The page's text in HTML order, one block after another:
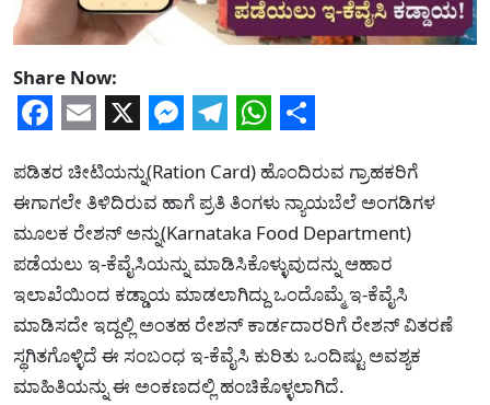
Share Now:
Facebook
Email
X Messenger
Telegram
WhatsApp
Share
ಪಡಿತರ ಚೀಟಿಯನ್ನು(Ration Card) ಹೊಂದಿರುವ ಗ್ರಾಹಕರಿಗೆ
ಈಗಾಗಲೇ ತಿಳಿದಿರುವ ಹಾಗೆ ಪ್ರತಿ ತಿಂಗಳು ನ್ಯಾಯಬೆಲೆ ಅಂಗಡಿಗಳ
ಮೂಲಕ ರೇಶನ್ ಅನ್ನು(Karnataka Food Department)
ಪಡೆಯಲು ಇ-ಕೆವೈಸಿಯನ್ನು ಮಾಡಿಸಿಕೊಳ್ಳುವುದನ್ನು ಆಹಾರ
ಇಲಾಖೆಯಿಂದ ಕಡ್ಡಾಯ ಮಾಡಲಾಗಿದ್ದು ಒಂದೊಮ್ಮೆ ಇ-ಕೆವೈಸಿ
ಮಾಡಿಸದೇ ಇದ್ದಲ್ಲಿ ಅಂತಹ ರೇಶನ್ ಕಾರ್ಡದಾರರಿಗೆ ರೇಶನ್ ವಿತರಣೆ
ಸ್ಥಗಿತಗೊಳ್ಳಿದೆ ಈ ಸಂಬಂಧ ಇ-ಕೆವೈಸಿ ಕುರಿತು ಒಂದಿಷ್ಟು ಅವಶ್ಯಕ
ಮಾಹಿತಿಯನ್ನು ಈ ಅಂಕಣದಲ್ಲಿ ಹಂಚಿಕೊಳ್ಳಲಾಗಿದೆ.